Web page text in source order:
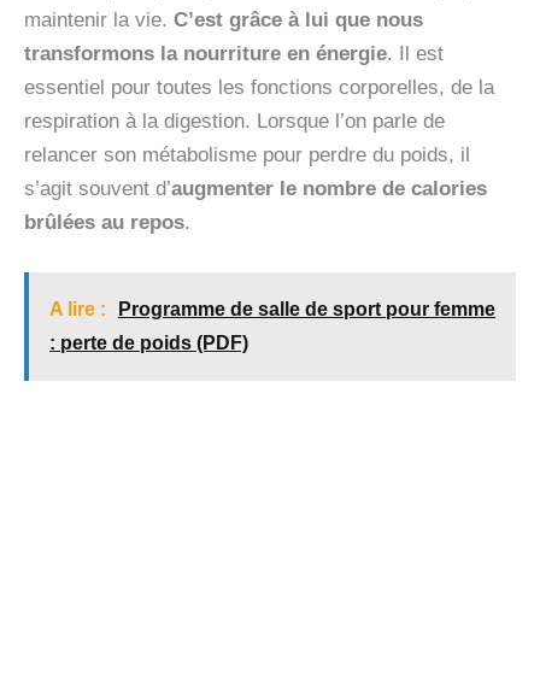
maintenir la vie. C’est grâce à lui que nous
transformons la nourriture en énergie. Il est
essentiel pour toutes les fonctions corporelles, de la
respiration à la digestion. Lorsque l’on parle de
relancer son métabolisme pour perdre du poids, il
s’agit souvent d’augmenter le nombre de calories
brûlées au repos.
A lire :
Programme de salle de sport pour femme
: perte de poids (PDF)